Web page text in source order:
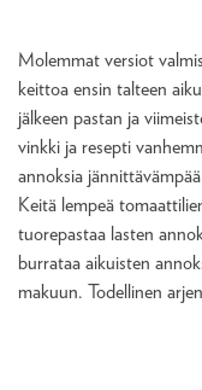
Molemmat versiot
keittoa ensin talteen
jälkeen pastan ja
vinkki ja resepti
annoksia
Keitä lempeä
tuorepastaa lasten
burrataa aikuisten
makuun. Todellinen